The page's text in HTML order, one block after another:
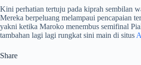
Kini perhatian tertuju pada kiprah sembilan
Mereka berpeluang melampaui pencapaian
yakni ketika Maroko menembus semifinal
tambahan lagi lagi rungkat sini main di situs
Share